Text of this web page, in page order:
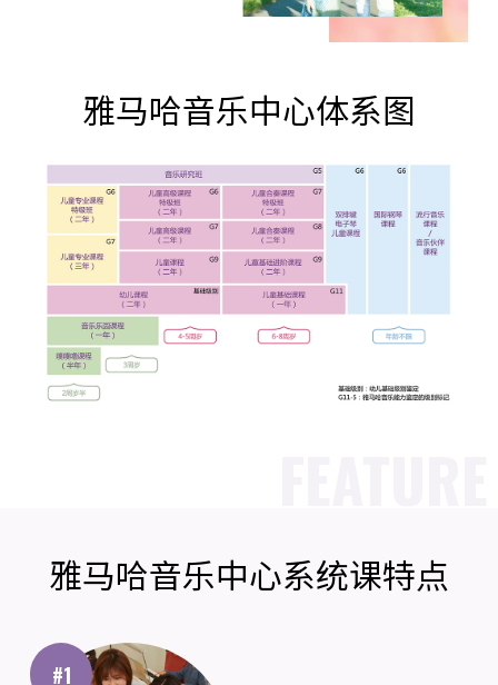
雅马哈音乐中心体系图
雅马哈音乐中心系统课特点
#1